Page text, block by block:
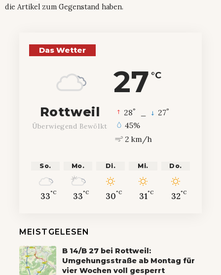
die Artikel zum Gegenstand haben.
Das Wetter
27 °C
Rottweil
Überwiegend Bewölkt
28° 27°
45%
2 km/h
So.
33°C
Mo.
33°C
Di.
30°C
Mi.
31°C
Do.
32°C
MEISTGELESEN
B 14/B 27 bei Rottweil:
Umgehungsstraße ab Montag für
vier Wochen voll gesperrt